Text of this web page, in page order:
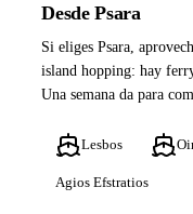
Desde Psara
Si eliges Psara,
island hopping: hay
Una semana da para
Lesbos
Agios Efstratios